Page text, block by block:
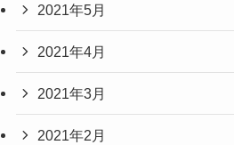
2021年5月
2021年4月
2021年3月
2021年2月